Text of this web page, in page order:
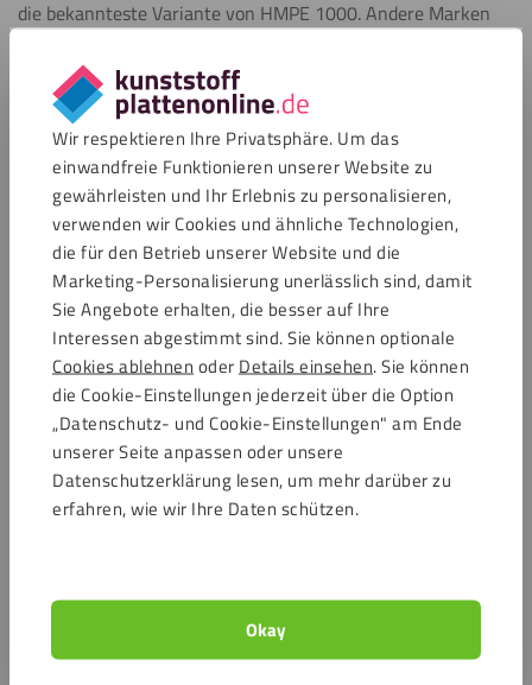
Wir respektieren Ihre Privatsphäre. Um das
einwandfreie Funktionieren unserer Website zu
gewährleisten und Ihr Erlebnis zu personalisieren,
verwenden wir Cookies und ähnliche Technologien,
die für den Betrieb unserer Website und die
Marketing-Personalisierung unerlässlich sind, damit
Sie Angebote erhalten, die besser auf Ihre
Interessen abgestimmt sind. Sie können optionale
Cookies ablehnen oder Details einsehen. Sie können
die Cookie-Einstellungen jederzeit über die Option
„Datenschutz- und Cookie-Einstellungen" am Ende
unserer Seite anpassen oder unsere
Datenschutzerklärung lesen, um mehr darüber zu
erfahren, wie wir Ihre Daten schützen.
Okay
die bekannteste Variante von HMPE 1000. Andere Marken
Eigenschaften von Werkstoff „S“
Dank der hochmolekularen Polyethylen – Zusammensetzung
ist die Oberfläche von Werkstoffs „S“ extrem verschleiß- und
schlagfest. Die Kombination mit der sehr guten
Chemikalienbeständigkeit ergibt das ideale Material für viele
industrielle Anwendungen. Das Material ist auf dem
europäischen und amerikanischen Markt in der
Lebensmittelindustrie zugelassen.
Fragen?
Haben Sie Fragen zu unseren Produkten oder zum
Bestellvorgang?
Wir helfen Ihnen gerne weiter. Bitte wenden Sie sich an
+4920657083330
E-Mail